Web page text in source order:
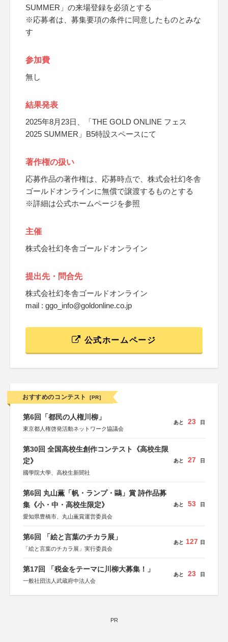
SUMMER」の来場登録を必須とする
※応募者は、募集要項の条件に同意したものとみな
す
参加費
無し
結果発表
2025年8月23日、「THE GOLD ONLINE フェス
2025 SUMMER」B5特設スペースにて
著作権の扱い
応募作品の著作権は、応募時点で、株式会社幻冬舎
ゴールドオンラインに無償で譲渡するものとする
※詳細は公式ホームページを参照
主催
株式会社幻冬舎ゴールドオンライン
提出先・問合先
株式会社幻冬舎ゴールドオンライン
mail : ggo_info@goldonline.co.jp
公式ホームページ
おすすめのコンテスト [PR]
第6回「都民の人権川柳」
東京都人権啓発活動ネットワーク協議会
あと 23 日
第30回 全国高校生創作コンテスト《高校生限
定》
國學院大學、高校生新聞社
あと 27 日
第6回 丸山薫「帆・ランプ・鷗」賞 詩作品募
集《小・中・高校生限定》
愛知県豊橋市、丸山薫賞運営委員会
あと 53 日
第6回 「絵と言葉のチカラ展」
「絵と言葉のチカラ展」実行委員会
あと 127 日
第17回 「税金をテーマに川柳大募集！」
一般社団法人武蔵府中法人会
あと 23 日
PR